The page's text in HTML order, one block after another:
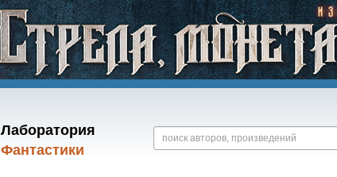
Лаборатория
Фантастики